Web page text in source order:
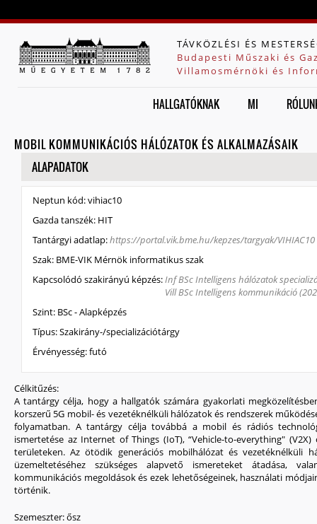
TÁVKÖZLÉSI ÉS
Budapesti Műszaki és
Villamosmérnöki és
HALLGATÓKNAK MI
MOBIL KOMMUNIKÁCIÓS HÁLÓZATOK ÉS ALKALMAZÁSAIK
ELREJT
ALAPADATOK
Neptun kód:vihiac10
Gazda tanszék: HIT
Tantárgyi adatlap:https://portal.vik.bme.hu/kepzes/targyak/VIHIAC10
Szak: BME-VIK Mérnök informatikus szak
Kapcsolódó szakirányú képzés: Inf BSc Intelligens hálózatok
Vill BSc Intelligens kommunikáció
Szint: BSc - Alapképzés
Típus:Szakirány-/specializációtárgy
Érvényesség:futó
Célkitűzés:
A tantárgy célja, hogy a hallgatók számára gyakorlati
korszerű 5G mobil- és vezetéknélküli hálózatok és rendszerek
folyamatban. A tantárgy célja továbbá a mobil és rádiós
ismertetése az Internet of Things (IoT), “Vehicle-to-everything"
területeken. Az ötödik generációs mobilhálózat és vezetéknélküli
üzemeltetéséhez szükséges alapvető ismereteket átadása,
kommunikációs megoldások és ezek lehetőségeinek, használati
történik.
Szemeszter:ősz